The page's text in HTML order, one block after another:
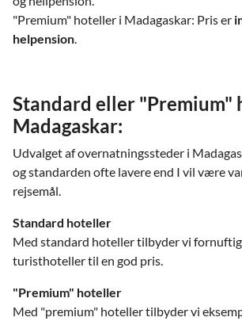
"Premium" hoteller i Madagaskar: Pris er
helpension.
Standard eller "Premium"
Madagaskar:
Udvalget af overnatningssteder i
og standarden ofte lavere end I vil være
rejsemål.
Standard hoteller
Med standard hoteller tilbyder vi
turisthoteller til en god pris.
"Premium" hoteller
Med "premium" hoteller tilbyder vi